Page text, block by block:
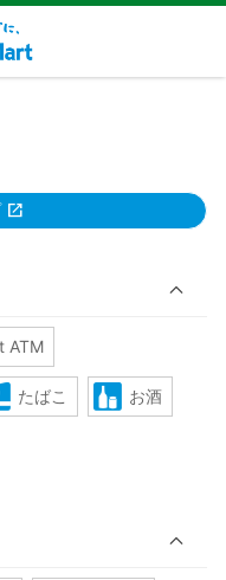
ATM
たばこ お酒